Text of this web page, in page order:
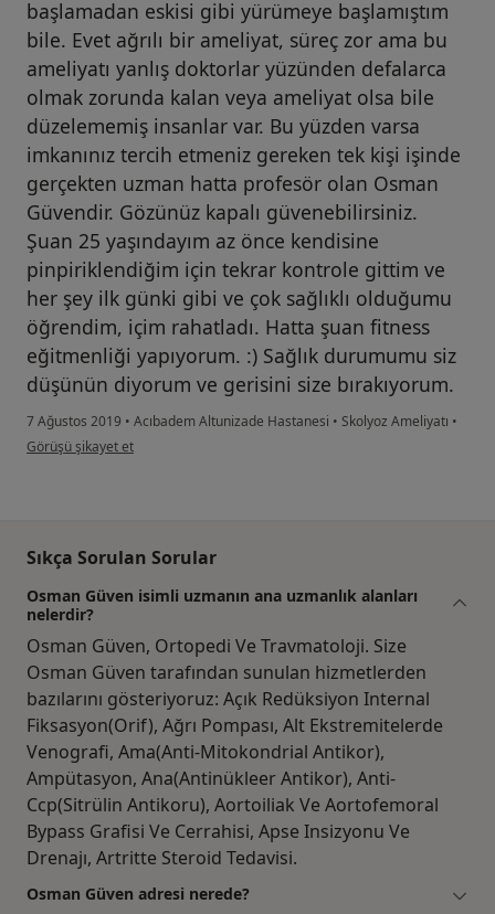
başlamadan eskisi gibi yürümeye başlamıştım
bile. Evet ağrılı bir ameliyat, süreç zor ama bu
ameliyatı yanlış doktorlar yüzünden defalarca
olmak zorunda kalan veya ameliyat olsa bile
düzelememiş insanlar var. Bu yüzden varsa
imkanınız tercih etmeniz gereken tek kişi işinde
gerçekten uzman hatta profesör olan Osman
Güvendir. Gözünüz kapalı güvenebilirsiniz.
Şuan 25 yaşındayım az önce kendisine
pinpiriklendiğim için tekrar kontrole gittim ve
her şey ilk günki gibi ve çok sağlıklı olduğumu
öğrendim, içim rahatladı. Hatta şuan fitness
eğitmenliği yapıyorum. :) Sağlık durumumu siz
düşünün diyorum ve gerisini size bırakıyorum.
7 Ağustos 2019 • Acıbadem Altunizade Hastanesi • Skolyoz Ameliyatı •
kullanıcının görüşüne göre he...i
Görüşü şikayet et
Sıkça Sorulan Sorular
Osman Güven isimli uzmanın ana uzmanlık alanları
nelerdir?
Osman Güven, Ortopedi Ve Travmatoloji. Size
Osman Güven tarafından sunulan hizmetlerden
bazılarını gösteriyoruz: Açık Redüksiyon Internal
Fiksasyon(Orif), Ağrı Pompası, Alt Ekstremitelerde
Venografi, Ama(Anti-Mitokondrial Antikor),
Ampütasyon, Ana(Antinükleer Antikor), Anti-
Ccp(Sitrülin Antikoru), Aortoiliak Ve Aortofemoral
Bypass Grafisi Ve Cerrahisi, Apse Insizyonu Ve
Drenajı, Artritte Steroid Tedavisi.
Osman Güven adresi nerede?